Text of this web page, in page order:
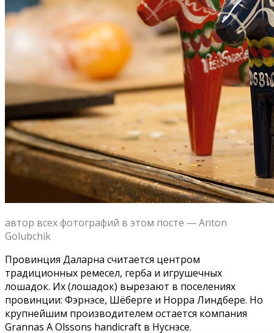
автор всех фотографий в этом посте — Anton
Golubchik
Провинция Даларна считается центром
традиционных ремесел, герба и игрушечных
лошадок. Их (лошадок) вырезают в поселениях
провинции: Фэрнэсе, Шёберге и Норра Линдбере. Но
крупнейшим производителем остается компания
Grannas A Olssons handicraft в Нуснэсе.